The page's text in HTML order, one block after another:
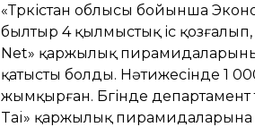
«Түркістан облысы бойынша
былтыр 4 қылмыстық іс қозғалып,
Net» қаржылық
қатысты болды. Нәтижесінде 1
жымқырған. Бүгінде
Tai» қаржылық пирамидаларына